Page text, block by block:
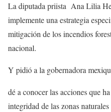
La diputada priista Ana Lilia
implemente una estrategia
mitigación de los incendios
nacional.
Y pidió a la gobernadora
dé a conocer las acciones que
integridad de las zonas